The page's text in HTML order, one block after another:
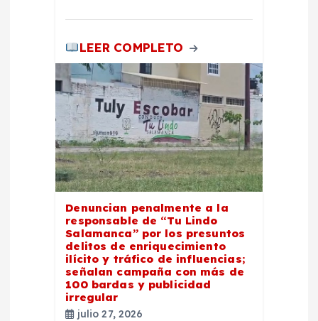
LEER COMPLETO
Denuncian penalmente a la
responsable de “Tu Lindo
Salamanca” por los presuntos
delitos de enriquecimiento
ilícito y tráfico de influencias;
señalan campaña con más de
100 bardas y publicidad
irregular
julio 27, 2026